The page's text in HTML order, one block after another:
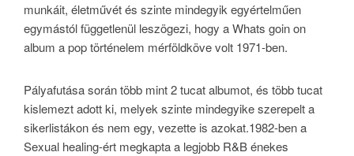
munkáit, életművét és szinte mindegyik egyértelműen
egymástól függetlenül leszögezi, hogy a Whats goin on
album a pop történelem mérföldköve volt 1971-ben.
Pályafutása során több mint 2 tucat albumot, és több tucat
kislemezt adott ki, melyek szinte mindegyike szerepelt a
sikerlistákon és nem egy, vezette is azokat.1982-ben a
Sexual healing-ért megkapta a legjobb R&B énekes